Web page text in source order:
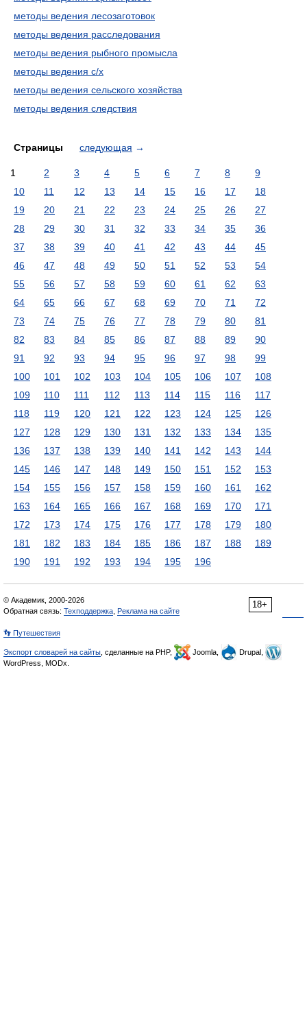
методы ведения лесозаготовок
методы ведения расследования
методы ведения рыбного промысла
методы ведения с/х
методы ведения сельского хозяйства
методы ведения следствия
Страницы следующая →
1 2 3 4 5 6 7 8
9
10
11 12 13 14 15 16 17
18
19
20 21 22 23 24 25 26
27
28
29 30 31 32 33 34 35
36
37
38 39 40 41 42 43 44
45
46
47 48 49 50 51 52 53
54
55
56 57 58 59 60 61 62
63
64
65 66 67 68 69 70 71
72
73
74 75 76 77 78 79 80
81
82
83 84 85 86 87 88 89
90
91
92 93 94 95 96 97 98
99
100
101 102 103 104 105 106 107
108
109
110 111 112 113 114 115 116
117
118
119 120 121 122 123 124 125
126
127
128 129 130 131 132 133 134
135
136
137 138 139 140 141 142 143
144
145
146 147 148 149 150 151 152
153
154
155 156 157 158 159 160 161
162
163
164 165 166 167 168 169 170
171
172
173 174 175 176 177 178 179
180
181
182 183 184 185 186 187 188
189
190
191 192 193 194 195 196
18+
© Академик, 2000-2026
Обратная связь: Техподдержка Реклама на сайте
👣 Путешествия
Экспорт словарей на сайты , сделанные на PHP, Joomla,
Drupal,
WordPress, MODx.